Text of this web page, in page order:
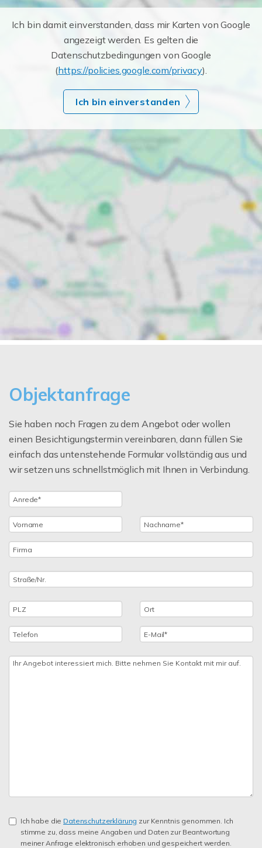
Ich bin damit einverstanden, dass mir Karten von Google
angezeigt werden. Es gelten die
Datenschutzbedingungen von Google
(https://policies.google.com/privacy).
Ich bin einverstanden
Objektanfrage
Sie haben noch Fragen zu dem Angebot oder wollen
einen Besichtigungstermin vereinbaren, dann füllen Sie
einfach das untenstehende Formular vollständig aus und
wir setzen uns schnellstmöglich mit Ihnen in Verbindung.
Ich habe die Datenschutzerklärung zur Kenntnis genommen. Ich
stimme zu, dass meine Angaben und Daten zur Beantwortung
meiner Anfrage elektronisch erhoben und gespeichert werden.